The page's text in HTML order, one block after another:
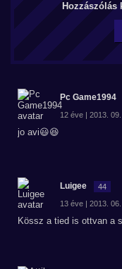
Hozzászólás
Pc Game1994
12 éve | 2013.
jo avi😃😆
Luigee 44
13 éve | 2013.
Kössz a tied is ottvan a